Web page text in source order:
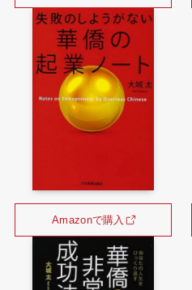
Amazonで購入